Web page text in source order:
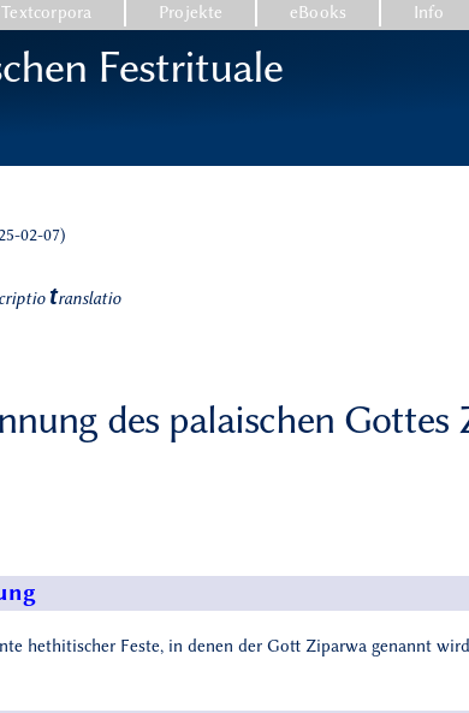
Textcorpora Projekte eBooks Info
Festrituale
02-07)
translatio
des palaischen Gottes
hethitischer Feste, in denen der Gott Ziparwa genannt